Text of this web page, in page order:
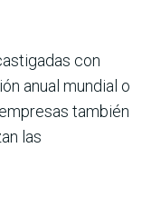
con
anual mundial o
también
las